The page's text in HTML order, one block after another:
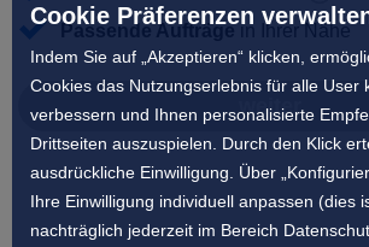
Cookie Präferenzen
Indem Sie auf „Akzeptieren“ klicken,
Cookies das Nutzungserlebnis für alle User
verbessern und Ihnen personalisierte
Drittseiten auszuspielen. Durch den Klick
ausdrückliche Einwilligung. Über
Ihre Einwilligung individuell anpassen (dies
nachträglich jederzeit im Bereich
Passende Aufträgein Ihrer Nähe
weiter